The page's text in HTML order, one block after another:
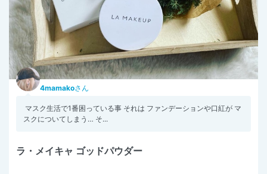
4mamakoさん
マスク生活で1番困っている事 それは ファンデーションや口紅が マ
スクについてしまう… そ...
ラ・メイキャ ゴッドパウダー